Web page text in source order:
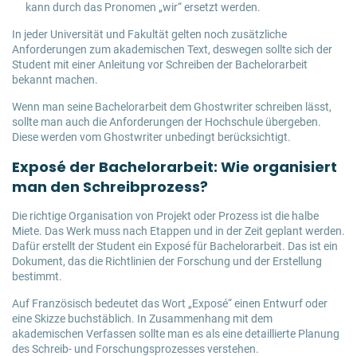
kann durch das Pronomen „wir“ ersetzt werden.
In jeder Universität und Fakultät gelten noch zusätzliche
Anforderungen zum akademischen Text, deswegen sollte sich der
Student mit einer Anleitung vor Schreiben der Bachelorarbeit
bekannt machen.
Wenn man seine Bachelorarbeit dem Ghostwriter schreiben lässt,
sollte man auch die Anforderungen der Hochschule übergeben.
Diese werden vom Ghostwriter unbedingt berücksichtigt.
Exposé der Bachelorarbeit: Wie organisiert
man den Schreibprozess?
Die richtige Organisation von Projekt oder Prozess ist die halbe
Miete. Das Werk muss nach Etappen und in der Zeit geplant werden.
Dafür erstellt der Student ein Exposé für Bachelorarbeit. Das ist ein
Dokument, das die Richtlinien der Forschung und der Erstellung
bestimmt.
Auf Französisch bedeutet das Wort „Exposé“ einen Entwurf oder
eine Skizze buchstäblich. In Zusammenhang mit dem
akademischen Verfassen sollte man es als eine detaillierte Planung
des Schreib- und Forschungsprozesses verstehen.